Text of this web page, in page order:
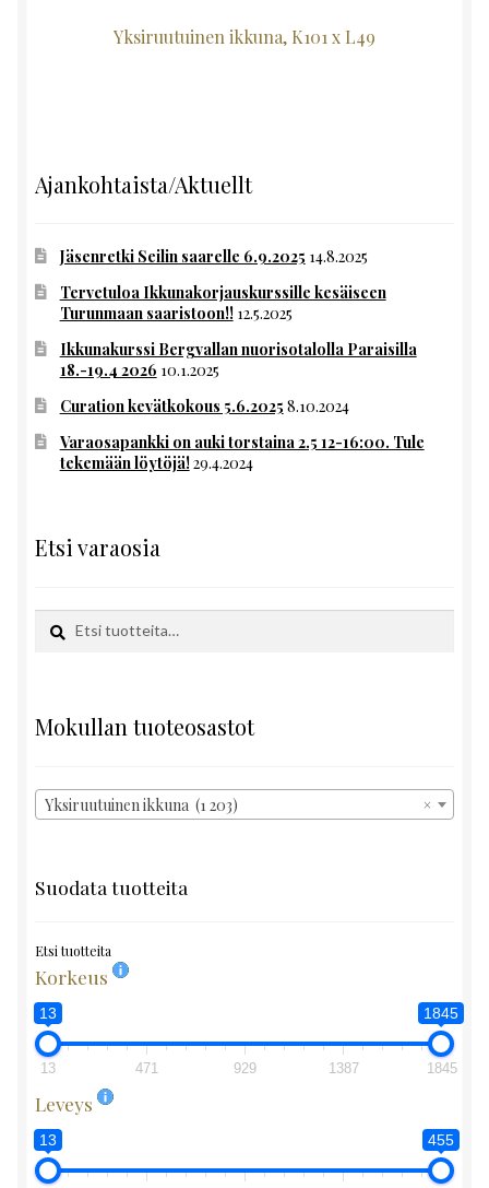
Yksiruutuinen ikkuna, K101 x L49
Ajankohtaista/Aktuellt
Jäsenretki Seilin saarelle 6.9.2025 14.8.2025
Tervetuloa Ikkunakorjauskurssille kesäiseen
Turunmaan saaristoon!! 12.5.2025
Ikkunakurssi Bergvallan nuorisotalolla Paraisilla
18.-19.4 2026 10.1.2025
Curation kevätkokous 5.6.2025 8.10.2024
Varaosapankki on auki torstaina 2.5 12-16:00. Tule
tekemään löytöjä!29.4.2024
Etsi varaosia
Etsi:
Haku
Mokullan tuoteosastot
×
Yksiruutuinen ikkuna (1 203)
Suodata tuotteita
Etsi tuotteita
Korkeus
13 1845
13 471 929 1387 1845
Leveys
13 455